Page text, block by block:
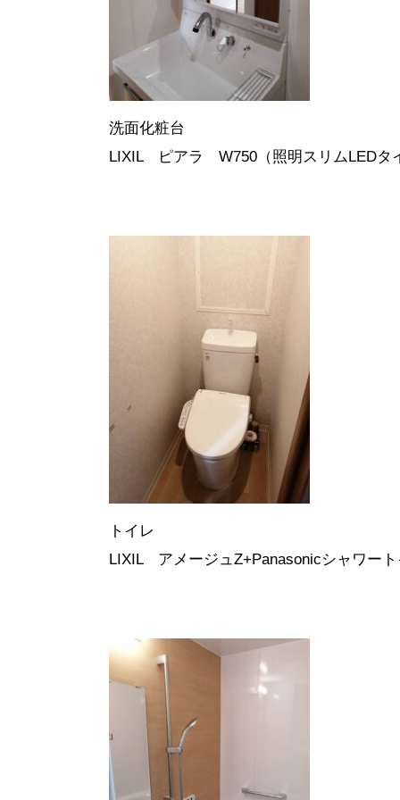
洗面化粧台
LIXIL ピアラ W750（照明スリムLEDタ
トイレ
LIXIL アメージュZ+Panasonicシャワート